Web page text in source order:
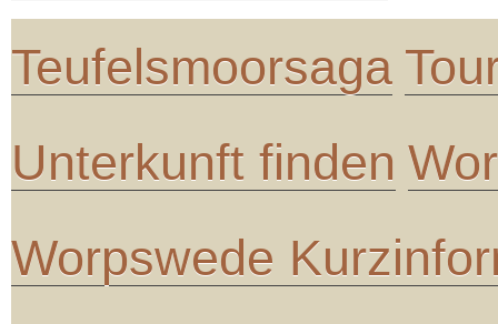
Teufelsmoorsaga
Unterkunft finden
Worpswede